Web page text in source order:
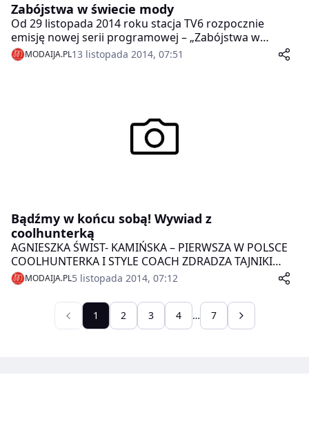
Zabójstwa w świecie mody
Od 29 listopada 2014 roku stacja TV6 rozpocznie
emisję nowej serii programowej – „Zabójstwa w
świecie mody”.
MODAIJA.PL13 listopada 2014, 07:51
Bądźmy w końcu sobą! Wywiad z
coolhunterką
AGNIESZKA ŚWIST- KAMIŃSKA – PIERWSZA W POLSCE
COOLHUNTERKA I STYLE COACH ZDRADZA TAJNIKI
SWOJEJ PRACY I POKAZUJE, JAK WE WŁAŚCIWY SPOSÓB
MANIPULOWAĆ STROJEM ORAZ WYGLĄDEM, ABY
OSIĄGNĄĆ ZAMIERZONE CELE.
MODAIJA.PL5 listopada 2014, 07:12
1 2 3 4 … 7